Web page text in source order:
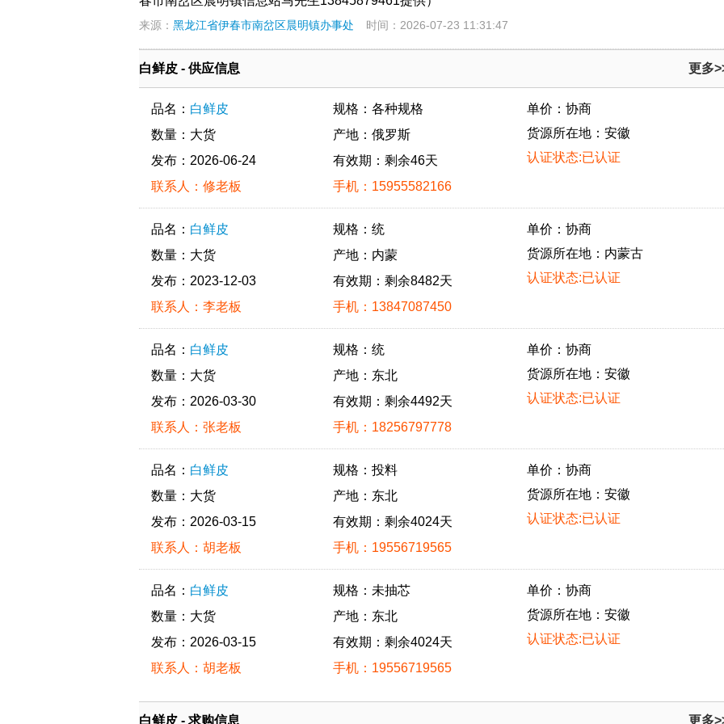
来源： 黑龙江省伊春市南岔区晨明镇办事处 时间：2026-07-23 11:31:47
白鲜皮 - 供应信息 更多
品名： 白鲜皮
数量：大货
发布：2026-06-24
联系人：修老板
规格：各种规格
产地：俄罗斯
有效期：剩余46天
手机：15955582166
单价：协商
货源所在地：安徽
认证状态:已认证
品名： 白鲜皮
数量：大货
发布：2023-12-03
联系人：李老板
规格：统
产地：内蒙
有效期：剩余8482天
手机：13847087450
单价：协商
货源所在地：内蒙古
认证状态:已认证
品名： 白鲜皮
数量：大货
发布：2026-03-30
联系人：张老板
规格：统
产地：东北
有效期：剩余4492天
手机：18256797778
单价：协商
货源所在地：安徽
认证状态:已认证
品名： 白鲜皮
数量：大货
发布：2026-03-15
联系人：胡老板
规格：投料
产地：东北
有效期：剩余4024天
手机：19556719565
单价：协商
货源所在地：安徽
认证状态:已认证
品名： 白鲜皮
数量：大货
发布：2026-03-15
联系人：胡老板
规格：未抽芯
产地：东北
有效期：剩余4024天
手机：19556719565
单价：协商
货源所在地：安徽
认证状态:已认证
白鲜皮 - 求购信息 更多